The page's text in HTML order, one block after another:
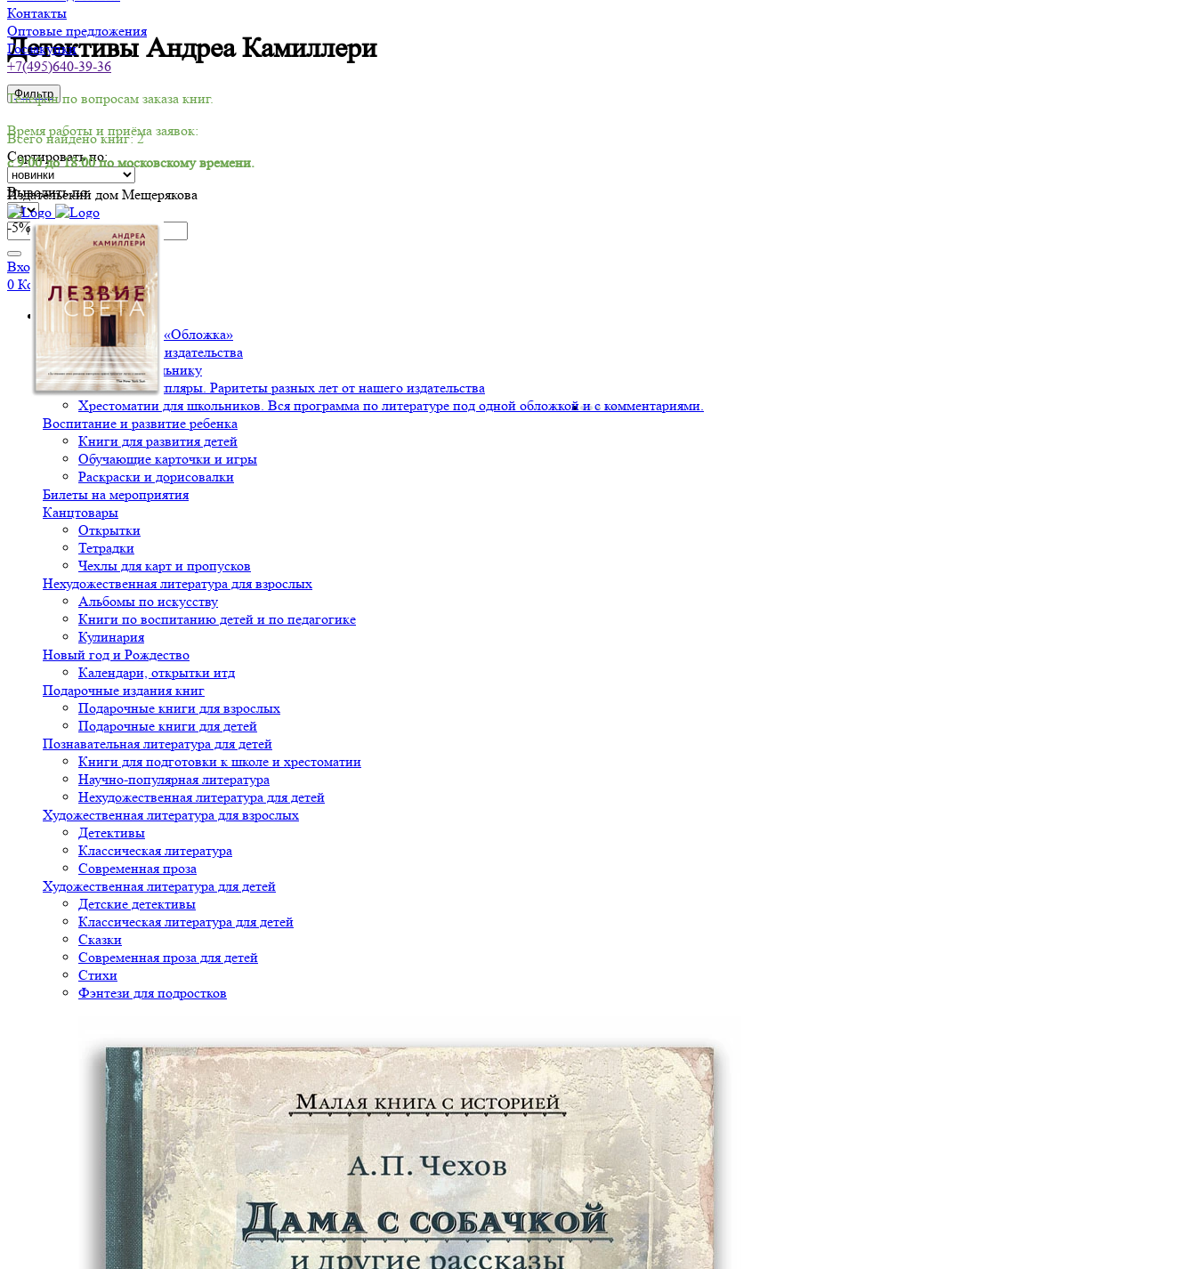
Контакты
Оптовые предложения
Госзакупки
+7(495)640-39-36
Телефон по вопросам заказа книг.
Время работы и приёма заявок:
с 9:00 до 18:00 по московскому времени.
Издательский дом Мещерякова
Вход/Регистрация
0 Корзина
Книги
Издательство «Обложка»
Мероприятия издательства
Подарок школьнику
Ценные экземпляры. Раритеты разных лет от нашего издательства
Хрестоматии для школьников. Вся программа по литературе под одной обложкой и с комментариями.
Воспитание и развитие ребенка
Книги для развития детей
Обучающие карточки и игры
Раскраски и дорисовалки
Билеты на мероприятия
Канцтовары
Открытки
Тетрадки
Чехлы для карт и пропусков
Нехудожественная литература для взрослых
Альбомы по искусству
Книги по воспитанию детей и по педагогике
Кулинария
Новый год и Рождество
Календари, открытки итд
Подарочные издания книг
Подарочные книги для взрослых
Подарочные книги для детей
Познавательная литература для детей
Книги для подготовки к школе и хрестоматии
Научно-популярная литература
Нехудожественная литература для детей
Художественная литература для взрослых
Детективы
Классическая литература
Современная проза
Художественная литература для детей
Детские детективы
Классическая литература для детей
Сказки
Современная проза для детей
Стихи
Фэнтези для подростков
Детективы Андреа Камиллери
Фильтр
Всего найдено книг: 2
Сортировать по:
Выводить по:
-5%